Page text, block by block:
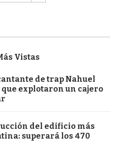
Vistas
de trap Nahuel
que explotaron un cajero
del edificio más
superará los 470